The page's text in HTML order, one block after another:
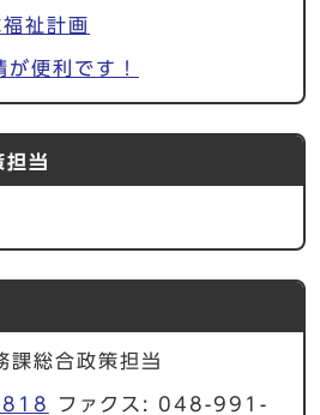
祉計画
便利です！
担当
課総合政策担当
ファクス: 048-991-